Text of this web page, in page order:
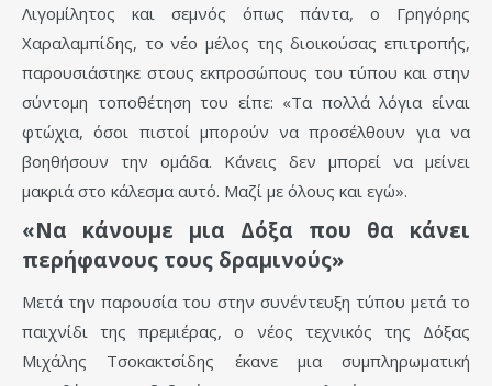
Λιγομίλητος και σεμνός όπως πάντα, ο Γρηγόρης
Χαραλαμπίδης, το νέο μέλος της διοικούσας επιτροπής,
παρουσιάστηκε στους εκπροσώπους του τύπου και στην
σύντομη τοποθέτηση του είπε: «Τα πολλά λόγια είναι
φτώχια, όσοι πιστοί μπορούν να προσέλθουν για να
βοηθήσουν την ομάδα. Κάνεις δεν μπορεί να μείνει
μακριά στο κάλεσμα αυτό. Μαζί με όλους και εγώ».
«Να κάνουμε μια Δόξα που θα κάνει
περήφανους τους δραμινούς»
Μετά την παρουσία του στην συνέντευξη τύπου μετά το
παιχνίδι της πρεμιέρας, ο νέος τεχνικός της Δόξας
Μιχάλης Τσοκακτσίδης έκανε μια συμπληρωματική